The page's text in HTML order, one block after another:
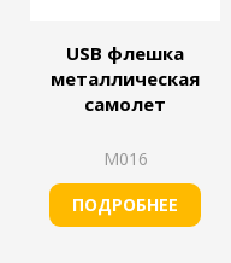
USB флешка
металлическая
самолет
М016
ПОДРОБНЕЕ